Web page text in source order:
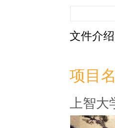
文件介
项目
上智